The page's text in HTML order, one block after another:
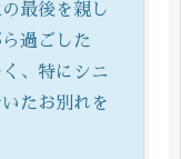
の最後を親し
過ごした
、特にシニ
たお別れを